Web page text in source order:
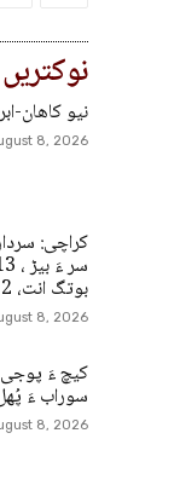
نوکتریں
نیو کاھان-
8, 2026
کراچی:
بوتگ انت، 2 انگت بیگواہ انت
8, 2026
کیچ ءَ پوجی
سوراب ءَ
8, 2026